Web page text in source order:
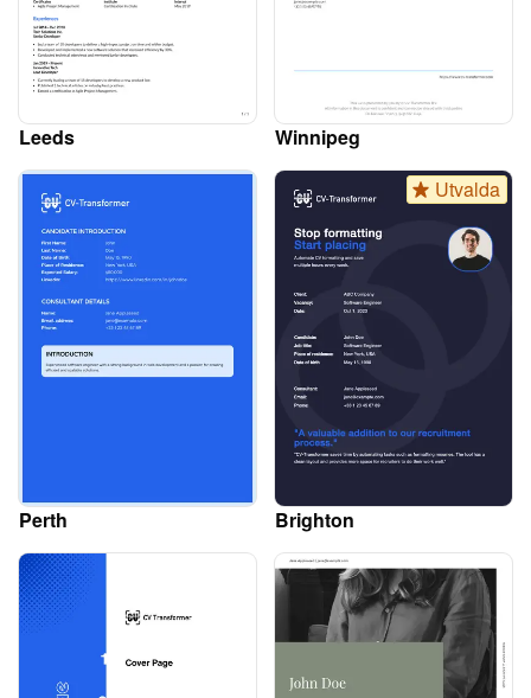
Leeds Winnipeg
Perth
Utvalda
Brighton